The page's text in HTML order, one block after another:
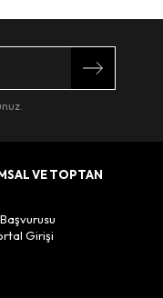
VE TOPTAN
Girişi